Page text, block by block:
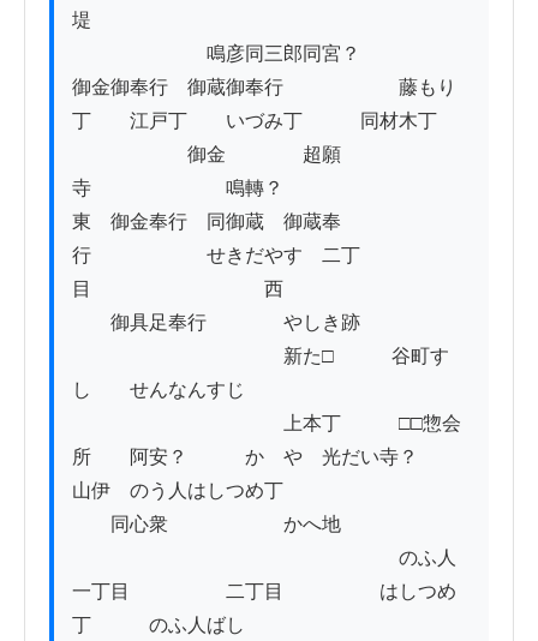
堤
鳴彦同三郎同宮？
御金御奉行　御蔵御奉行　　　　　　藤もり
丁　　江戸丁　　いづみ丁　　　同材木丁
御金　　　　超願
寺　　　　　　　鳴轉？
東　御金奉行　同御蔵　御蔵奉
行　　　　　　せきだやす　二丁
目　　　　　　　　　西
御具足奉行　　　　やしき跡
新た□　　　谷町す
し　　せんなんすじ
上本丁　　　□□惣会
所　　阿安？　　　かゞや　光だい寺？
山伊　のう人はしつめ丁
同心衆　　　　　　かへ地
のふ人
一丁目　　　　　二丁目　　　　　はしつめ
丁　　　のふ人ばし